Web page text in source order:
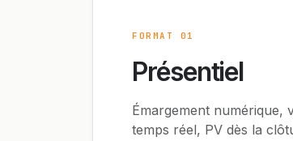
FORMAT 01
Présentiel
Émargement numérique,
temps réel, PV dès la